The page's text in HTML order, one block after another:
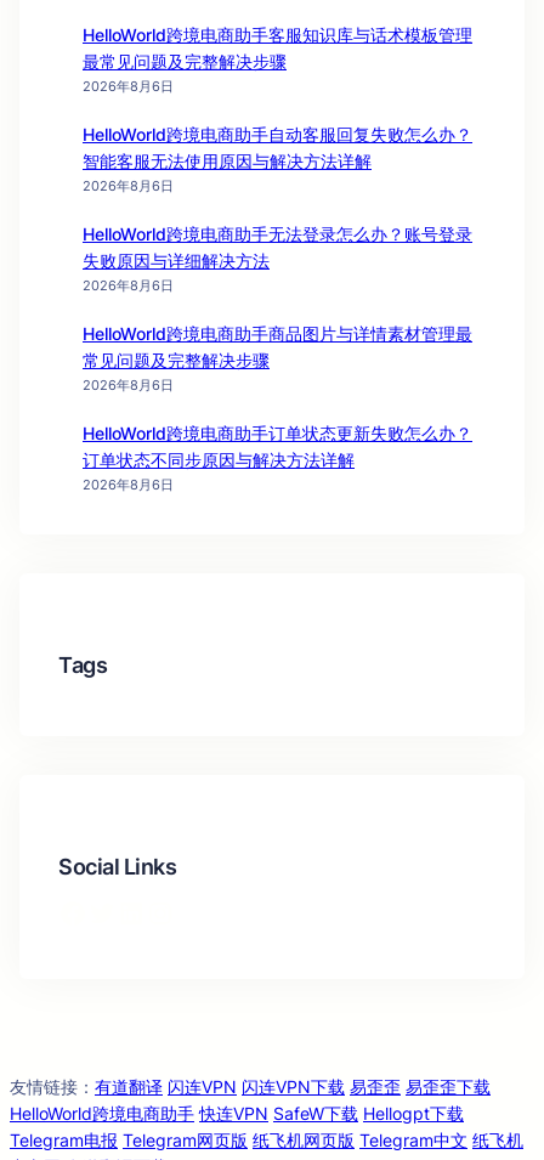
HelloWorld跨境电商助手客服知识库与话术模板管理
最常见问题及完整解决步骤
2026年8月6日
HelloWorld跨境电商助手自动客服回复失败怎么办？
智能客服无法使用原因与解决方法详解
2026年8月6日
HelloWorld跨境电商助手无法登录怎么办？账号登录
失败原因与详细解决方法
2026年8月6日
HelloWorld跨境电商助手商品图片与详情素材管理最
常见问题及完整解决步骤
2026年8月6日
HelloWorld跨境电商助手订单状态更新失败怎么办？
订单状态不同步原因与解决方法详解
2026年8月6日
Tags
Social Links
友情链接 ： 有道翻译 闪连VPN 闪连VPN下载 易歪歪 易歪歪下载
HelloWorld跨境电商助手 快连VPN SafeW下载 Hellogpt下载
Telegram电报 Telegram网页版 纸飞机网页版 Telegram中文 纸飞机